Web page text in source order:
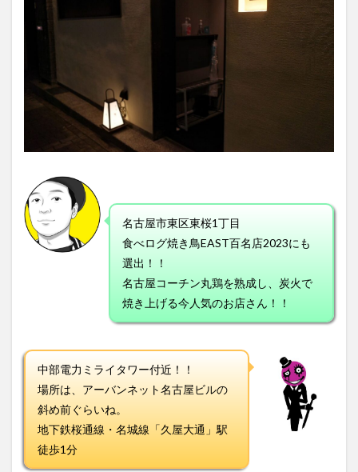
東桜
～
まと
名古屋市東区東桜1丁目
食べログ焼き鳥EAST百名店2023にも
選出！！
名古屋コーチン丸鶏を熟成し、炭火で
焼き上げる今人気のお店さん！！
中部電力ミライタワー付近！！
場所は、アーバンネット名古屋ビルの
斜め前ぐらいね。
地下鉄桜通線・名城線「久屋大通」駅
徒歩1分